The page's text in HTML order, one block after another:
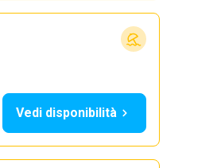
Vedi disponibilità